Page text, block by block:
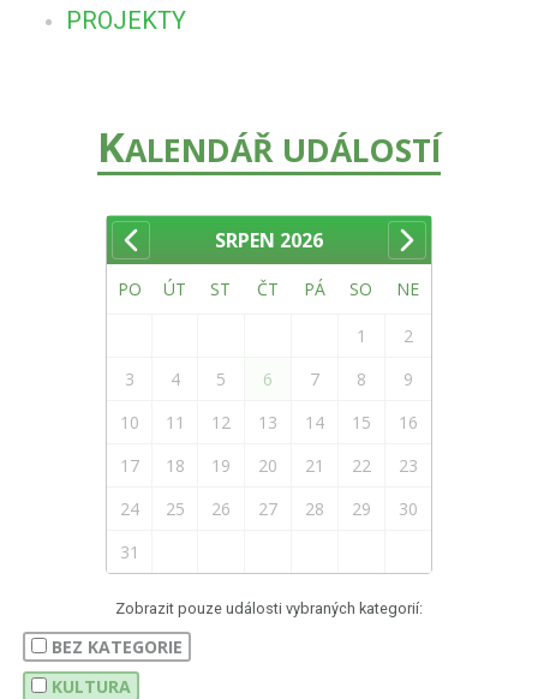
PROJEKTY
KALENDÁŘ UDÁLOSTÍ
SRPEN 2026
PO ÚT ST ČT PÁ SO NE
1
2
3
4 5 6 7 8
9
10
11 12 13 14 15
16
17
18 19 20 21 22
23
24
25 26 27 28 29
30
31
Zobrazit pouze události vybraných kategorií:
BEZ KATEGORIE
KULTURA